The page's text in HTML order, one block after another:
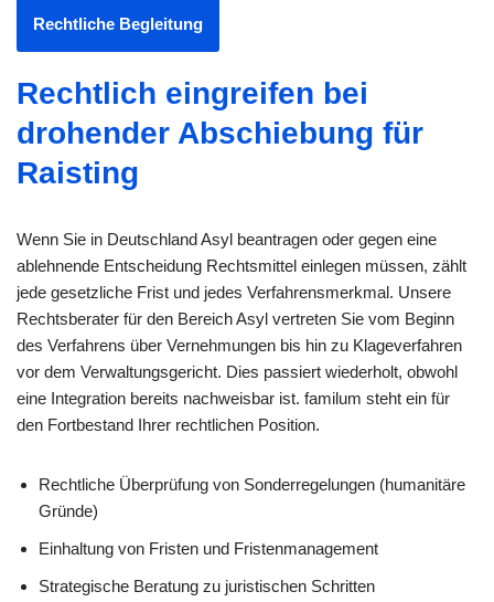
Rechtliche Begleitung
Rechtlich eingreifen bei
drohender Abschiebung für
Raisting
Wenn Sie in Deutschland Asyl beantragen oder gegen eine
ablehnende Entscheidung Rechtsmittel einlegen müssen, zählt
jede gesetzliche Frist und jedes Verfahrensmerkmal. Unsere
Rechtsberater für den Bereich Asyl vertreten Sie vom Beginn
des Verfahrens über Vernehmungen bis hin zu Klageverfahren
vor dem Verwaltungsgericht. Dies passiert wiederholt, obwohl
eine Integration bereits nachweisbar ist. familum steht ein für
den Fortbestand Ihrer rechtlichen Position.
Rechtliche Überprüfung von Sonderregelungen (humanitäre
Gründe)
Einhaltung von Fristen und Fristenmanagement
Strategische Beratung zu juristischen Schritten